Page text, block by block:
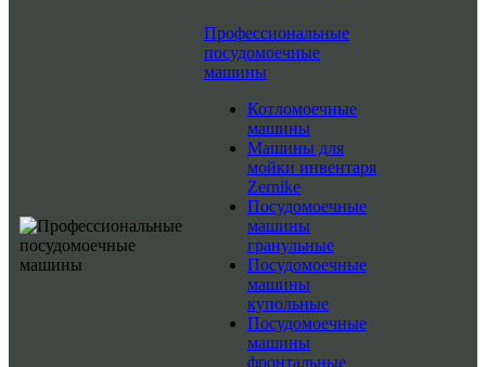
Профессиональные
посудомоечные
машины
Котломоечные
машины
Машины для
мойки инвентаря
Zernike
Посудомоечные
машины
гранульные
Посудомоечные
машины
купольные
Посудомоечные
машины
фронтальные